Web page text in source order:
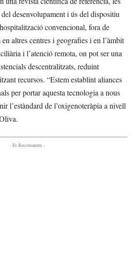
desenvolupament i ús del dispositiu
convencional, fora de
altres centres i geografies i en l’àmbit
i l’atenció remota, on pot ser una
descentralitzats, reduint
recursos. “Estem establint aliances
per portar aquesta tecnologia a nous
l’estàndard de l’oxigenoteràpia a nivell
- Et Recomanem -